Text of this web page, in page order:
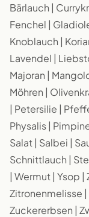
Bärlauch |
Fenchel |
Knoblauch |
Lavendel |
Majoran |
Möhren |
| Petersilie |
Physalis |
Salat | Salbei |
Schnittlauch |
| Wermut | Ysop
Zitronenmelisse
Zuckererbsen |